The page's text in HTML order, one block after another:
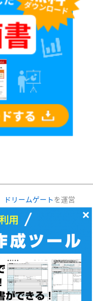
ドリームゲートを運営
理しています。
東京都新宿区四谷
けて2003年4月に発足
ームです。
ドリームゲートとは｜
Twitter
×